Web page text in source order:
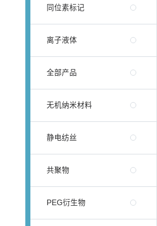
同位素标记
离子液体
全部产品
无机纳米材料
静电纺丝
共聚物
PEG衍生物